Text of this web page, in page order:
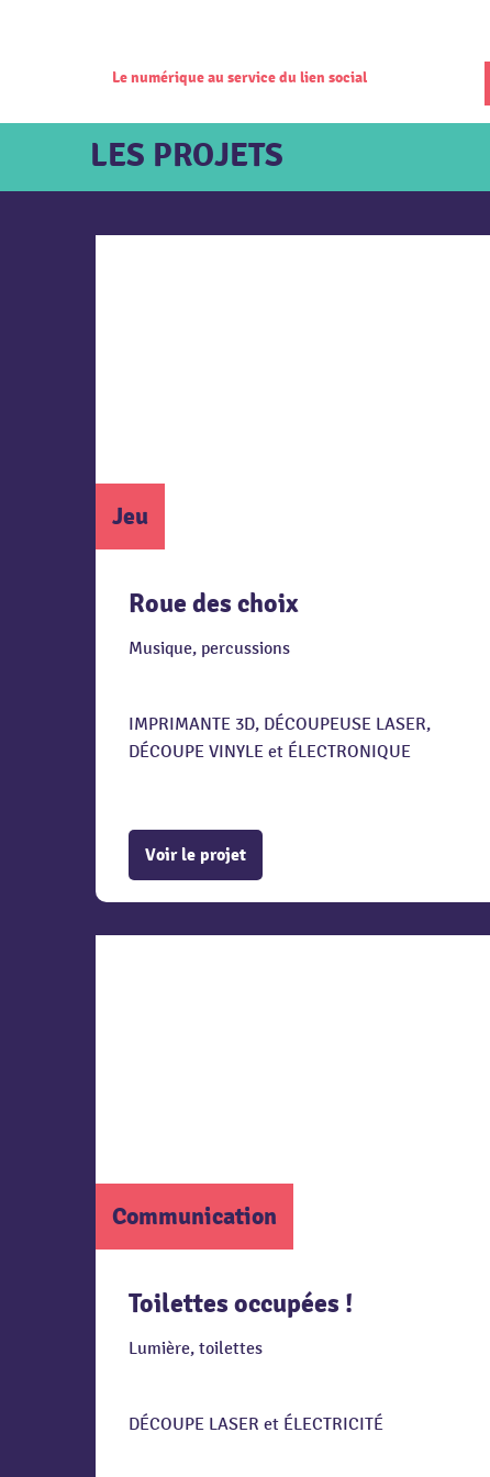
Le numérique au service du lien social
LES PROJETS
Jeu
Roue des choix
Musique, percussions
IMPRIMANTE 3D, DÉCOUPEUSE LASER,
DÉCOUPE VINYLE et ÉLECTRONIQUE
Voir le projet
Communication
Toilettes occupées !
Lumière, toilettes
DÉCOUPE LASER et ÉLECTRICITÉ